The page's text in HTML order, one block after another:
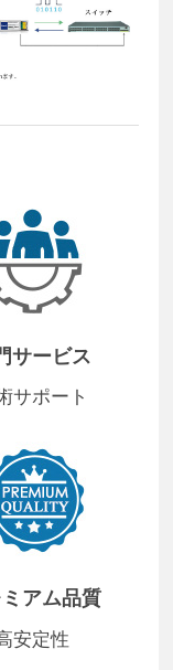
サービス
サポート
アム品質
安定性